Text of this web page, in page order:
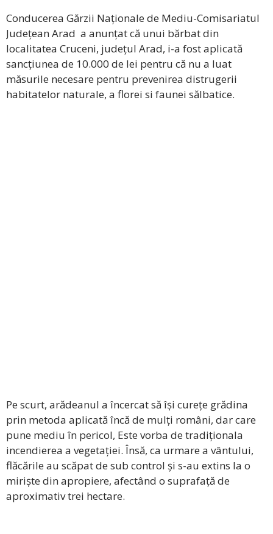
Conducerea Gărzii Naționale de Mediu-Comisariatul
Județean Arad a anunțat că unui bărbat din
localitatea Cruceni, județul Arad, i-a fost aplicată
sancțiunea de 10.000 de lei pentru că nu a luat
măsurile necesare pentru prevenirea distrugerii
habitatelor naturale, a florei si faunei sălbatice.
Pe scurt, arădeanul a încercat să își curețe grădina
prin metoda aplicată încă de mulți români, dar care
pune mediu în pericol, Este vorba de tradiționala
incendierea a vegetației. Însă, ca urmare a vântului,
flăcările au scăpat de sub control și s-au extins la o
miriște din apropiere, afectând o suprafață de
aproximativ trei hectare.